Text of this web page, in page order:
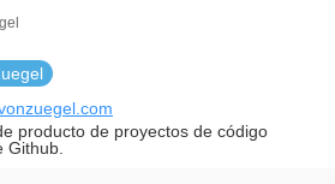
producto de proyectos de código
Github.